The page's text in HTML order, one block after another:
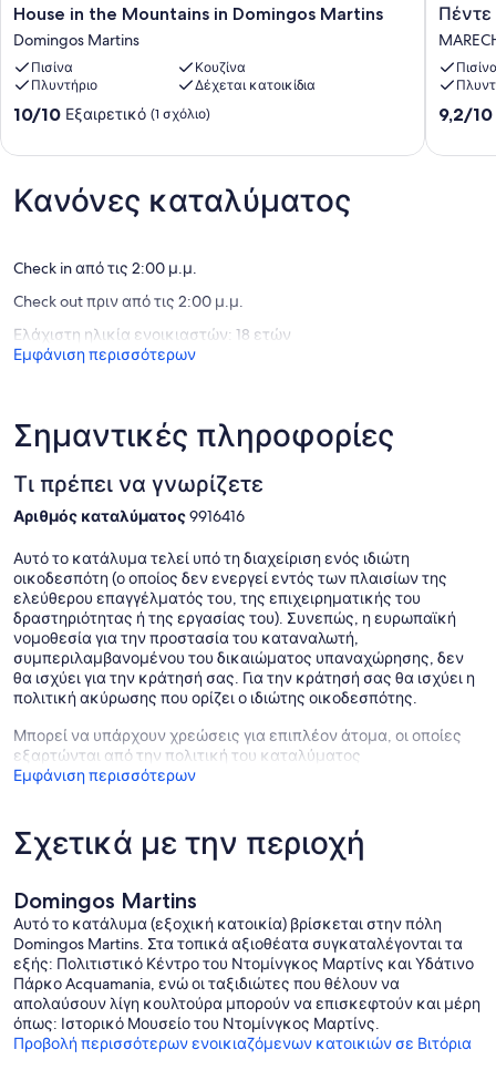
Delícias da Tilápia Restaurant
House
in
the
Mountains
in
Domingos
Domingos
House in the Mountains in Domingos Martins
Domingos Martins
Πισίνα
Κουζίνα
Πλυντήριο
Δέχεται κατοικίδια
10.0
10,
(1
σχόλιο)
10/10 Εξαιρετικό (1 σχόλιο)
Πέντε
Leaf
Site
-
Floriano
Πέντε
9.2
10,
9,2/10
Κανόνες καταλύματος
Check in από τις 2:00 μ.μ.
Check out πριν από τις 2:00 μ.μ.
Ελάχιστη ηλικία ενοικιαστών: 18 ετών
Εμφάνιση περισσότερων
Σημαντικές πληροφορίες
Τι πρέπει να γνωρίζετε
Αριθμός καταλύματος9916416
Αυτό το κατάλυμα τελεί υπό τη διαχείριση ενός ιδιώτη
οικοδεσπότη (ο οποίος δεν ενεργεί εντός των πλαισίων της
ελεύθερου επαγγέλματός του, της επιχειρηματικής του
δραστηριότητας ή της εργασίας του). Συνεπώς, η ευρωπαϊκή
νομοθεσία για την προστασία του καταναλωτή,
συμπεριλαμβανομένου του δικαιώματος υπαναχώρησης, δεν
θα ισχύει για την κράτησή σας. Για την κράτησή σας θα ισχύει η
πολιτική ακύρωσης που ορίζει ο ιδιώτης οικοδεσπότης.
Μπορεί να υπάρχουν χρεώσεις για επιπλέον άτομα, οι οποίες
εξαρτώνται από την πολιτική του καταλύματος
Εμφάνιση περισσότερων
Σχετικά με την περιοχή
Domingos Martins
Αυτό το κατάλυμα (εξοχική κατοικία) βρίσκεται στην πόλη
Domingos Martins. Στα τοπικά αξιοθέατα συγκαταλέγονται τα
εξής: Πολιτιστικό Κέντρο του Ντομίνγκος Μαρτίνς και Υδάτινο
Πάρκο Acquamania, ενώ οι ταξιδιώτες που θέλουν να
απολαύσουν λίγη κουλτούρα μπορούν να επισκεφτούν και μέρη
όπως: Ιστορικό Μουσείο του Ντομίνγκος Μαρτίνς.
Προβολή περισσότερων ενοικιαζόμενων κατοικιών σε Βιτόρια